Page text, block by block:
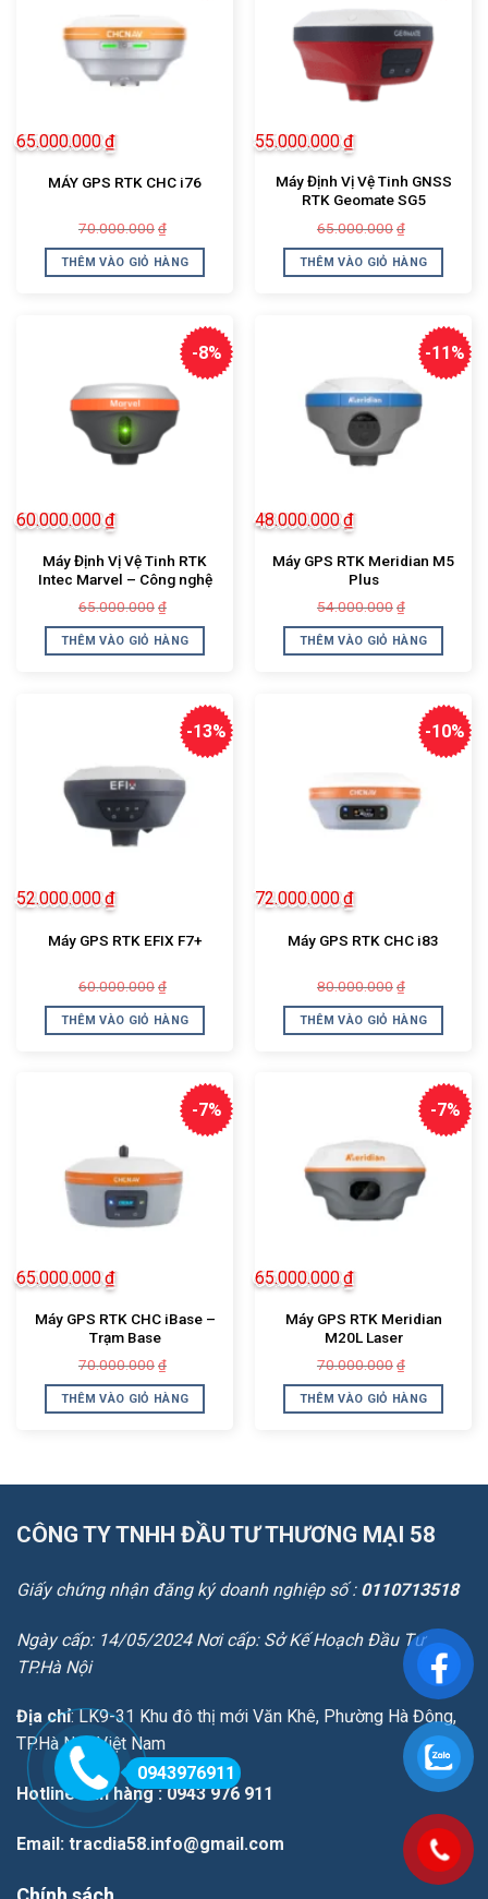
MÁY GPS RTK CHC i76
70.000.000 ₫
là:
70.000.000₫.
65.000.000₫
tại
là:
THÊM VÀO GIỎ HÀNG
Máy Định Vị Vệ Tinh GNSS
RTK Geomate SG5
65.000.000 ₫
là:
55.000.000₫
tại
là:
THÊM VÀO GIỎ HÀNG
-8%
Máy Định Vị Vệ Tinh RTK
Intec Marvel – Công nghệ
vượt trội【 Camera kép +
Laser AR + IMU 120° 】
65.000.000 ₫
là:
65.000.000₫.
60.000.000₫
tại
là:
THÊM VÀO GIỎ HÀNG
-11%
Máy GPS RTK Meridian M5
Plus
54.000.000 ₫
là:
48.000.000₫
tại
là:
THÊM VÀO GIỎ HÀNG
-13%
Máy GPS RTK EFIX F7+
60.000.000 ₫
là:
60.000.000₫.
52.000.000₫
tại
là:
THÊM VÀO GIỎ HÀNG
-10%
Máy GPS RTK CHC i83
80.000.000 ₫
là:
72.000.000₫
tại
là:
THÊM VÀO GIỎ HÀNG
-7%
Máy GPS RTK CHC iBase –
Trạm Base
70.000.000 ₫
là:
70.000.000₫.
65.000.000₫
tại
là:
THÊM VÀO GIỎ HÀNG
-7%
Máy GPS RTK Meridian
M20L Laser
70.000.000 ₫
là:
65.000.000₫
tại
là:
THÊM VÀO GIỎ HÀNG
CÔNG TY TNHH ĐẦU TƯ THƯƠNG MẠI 58
Giấy chứng nhận đăng ký doanh nghiệp số : 0110713518
Ngày cấp: 14/05/2024 Nơi cấp: Sở Kế Hoạch Đầu Tư
TP.Hà Nội
Địa chỉ: LK9-31 Khu đô thị mới Văn Khê, Phường Hà Đông,
TP.Hà Nội, Việt Nam
Hotline bán hàng: 0943 976 911
Email: tracdia58.info@gmail.com
0943976911